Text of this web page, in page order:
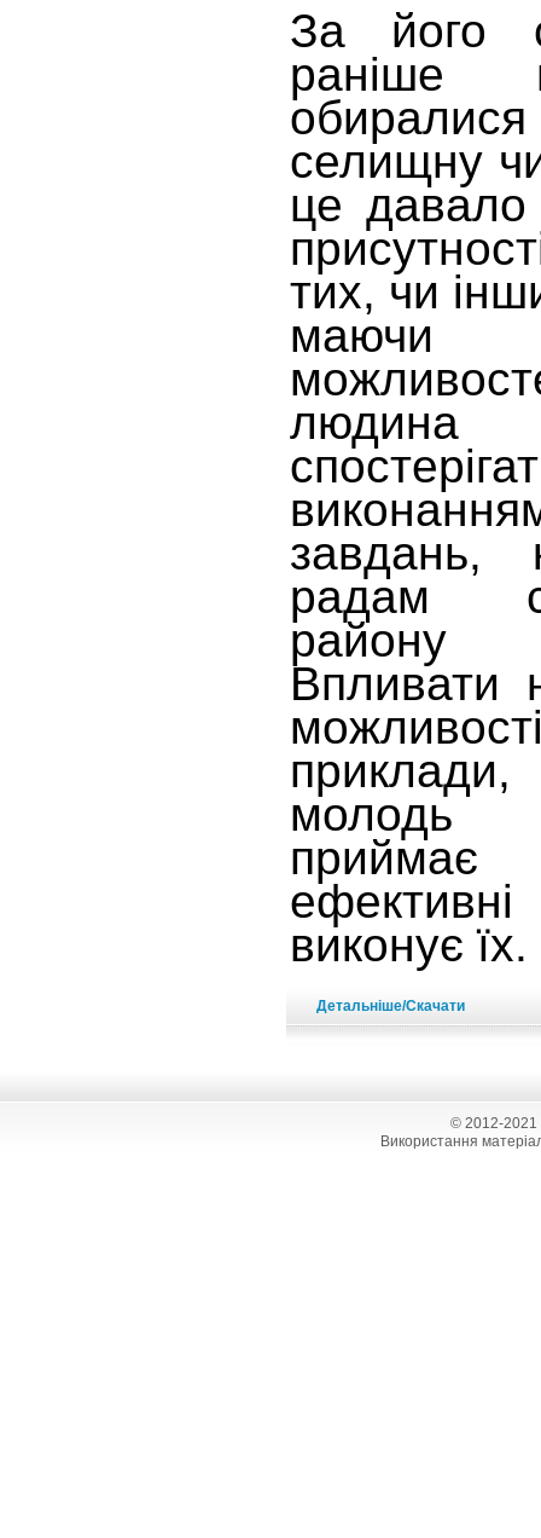
За його
раніше
селищну
це
тих, чи
маючи
людина
завдань,
радам
району
Впливати
молодь
приймає
виконує їх.
Детальніше/Скачати
© 2012-2021
Використання